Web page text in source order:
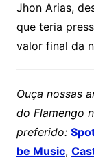
Jhon Arias,
que teria
valor final da
Ouça nossas
do Flamengo
preferido:
be Music,